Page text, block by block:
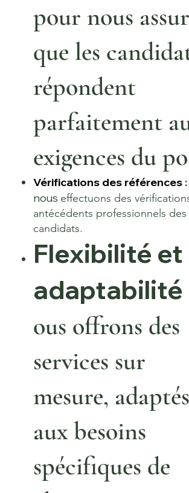
pour nous
que les
répondent
parfaitement
exigences du
Vérifications des références:
nous effectuons des
antécédents professionnels des
candidats.
Flexibilité et
adaptabilité
ous offrons des
services sur
mesure, adaptés
aux besoins
spécifiques de